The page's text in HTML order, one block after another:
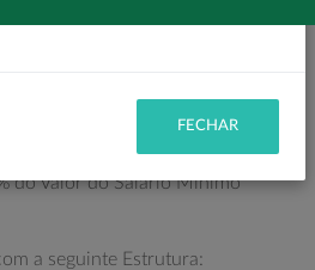
contra Partida o Pagamento de
do Valor do Salário Mínimo
a seguinte Estrutura:
FECHAR